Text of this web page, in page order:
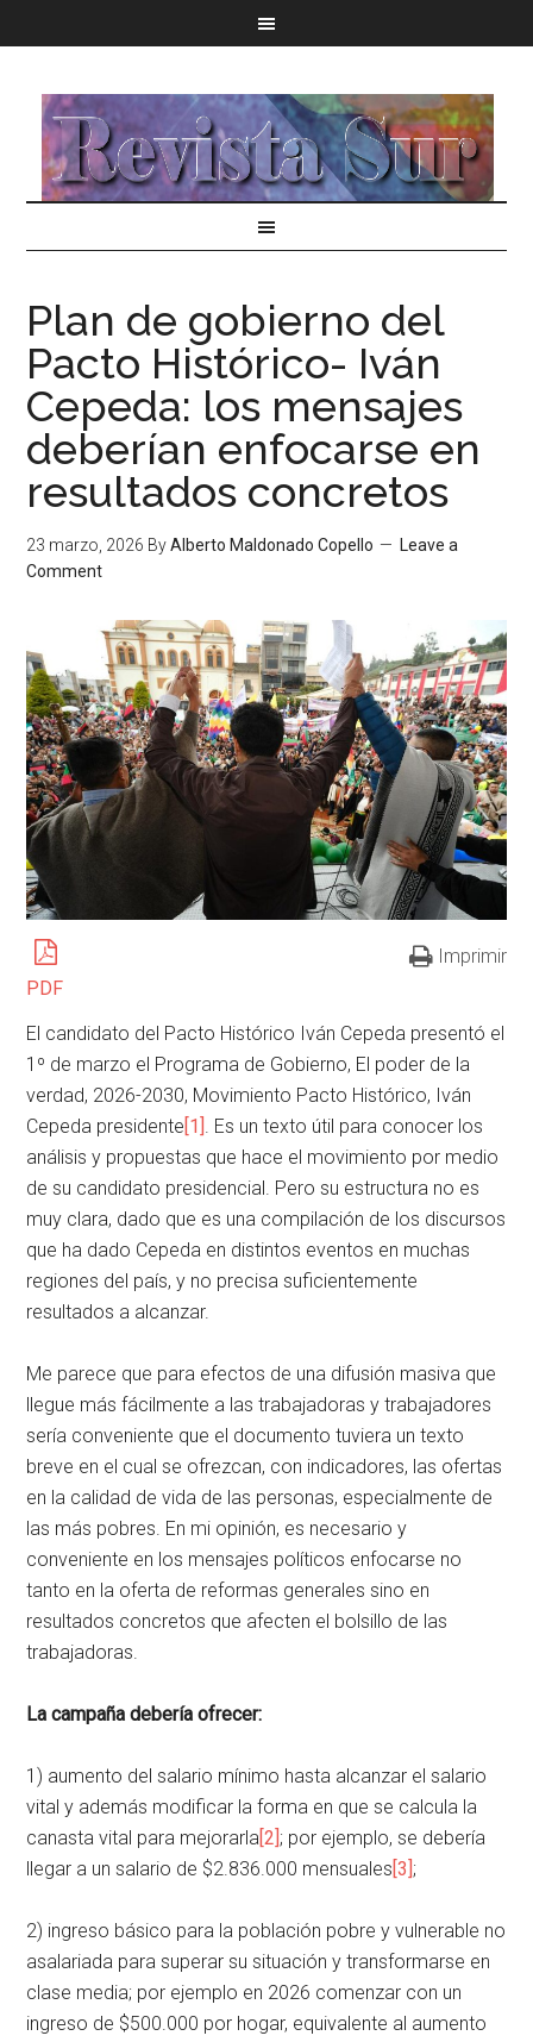
Plan de gobierno del
Pacto Histórico- Iván
Cepeda: los mensajes
deberían enfocarse en
resultados concretos
23 marzo, 2026 ByAlberto Maldonado Copello
Leave a
Comment
PDF
Imprimir
El candidato del Pacto Histórico Iván Cepeda presentó el
1º de marzo el Programa de Gobierno, El poder de la
verdad, 2026-2030, Movimiento Pacto Histórico, Iván
Cepeda presidente[1]. Es un texto útil para conocer los
análisis y propuestas que hace el movimiento por medio
de su candidato presidencial. Pero su estructura no es
muy clara, dado que es una compilación de los discursos
que ha dado Cepeda en distintos eventos en muchas
regiones del país, y no precisa suficientemente
resultados a alcanzar.
Me parece que para efectos de una difusión masiva que
llegue más fácilmente a las trabajadoras y trabajadores
sería conveniente que el documento tuviera un texto
breve en el cual se ofrezcan, con indicadores, las ofertas
en la calidad de vida de las personas, especialmente de
las más pobres. En mi opinión, es necesario y
conveniente en los mensajes políticos enfocarse no
tanto en la oferta de reformas generales sino en
resultados concretos que afecten el bolsillo de las
trabajadoras.
La campaña debería ofrecer:
1) aumento del salario mínimo hasta alcanzar el salario
vital y además modificar la forma en que se calcula la
canasta vital para mejorarla[2]; por ejemplo, se debería
llegar a un salario de $2.836.000 mensuales[3];
2) ingreso básico para la población pobre y vulnerable no
asalariada para superar su situación y transformarse en
clase media; por ejemplo en 2026 comenzar con un
ingreso de $500.000 por hogar, equivalente al aumento